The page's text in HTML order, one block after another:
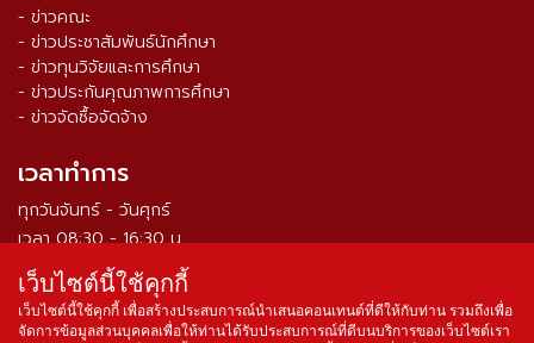
- ข่าวคณะ
- ข่าวประชาสัมพันธ์นักศึกษา
- ข่าวทุนวิจัยและการศึกษา
- ข่าวประกันคุณภาพการศึกษา
- ข่าวจัดซื้อจัดจ้าง
เวลาทำการ
ทุกวันจันทร์ - วันศุกร์
เวลา 08:30 - 16:30 น.
จำนวนผู้เข้าชม ตั้งแต่วันที่ 16 ส.ค. 2564 0 3 3 8 7 9 4
เว็บไซต์นี้ใช้คุกกี้
เว็บไซต์นี้ใช้คุกกี้ เพื่อสร้างประสบการณ์นำเสนอคอนเทนต์ที่ดีให้กับท่าน รวมถึงเพื่อ
จัดการข้อมูลส่วนบุคคลเพื่อให้ท่านได้รับประสบการณ์ที่ดีบนบริการของเว็บไซต์เรา